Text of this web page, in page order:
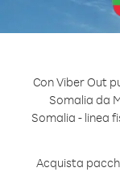
Con Viber Out
Somalia da
Somalia - linea
Acquista